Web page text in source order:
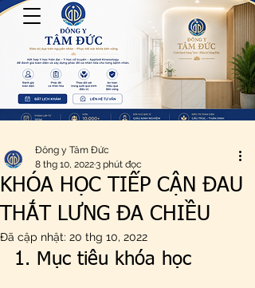
KHÓA HỌC TIẾP CẬN ĐAU
THẮT LƯNG ĐA CHIỀU
Đông y Tâm Đức
8 thg 10, 20223 phút đọc
Đã cập nhật: 20 thg 10, 2022
1. Mục tiêu khóa học